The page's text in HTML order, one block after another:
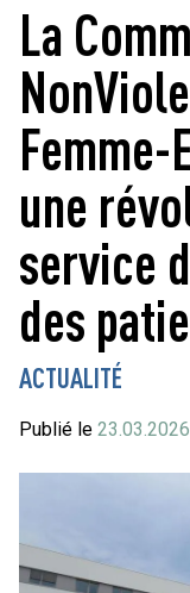
La
Femme-
une
service
des
ACTUALITÉ
Publié le 23.03.2026